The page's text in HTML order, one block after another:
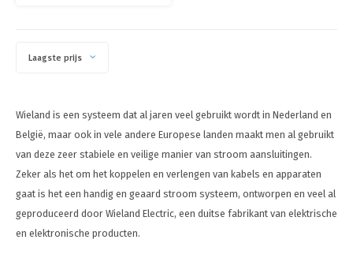
Laagste prijs
Wieland is een systeem dat al jaren veel gebruikt wordt in Nederland en
België, maar ook in vele andere Europese landen maakt men al gebruikt
van deze zeer stabiele en veilige manier van stroom aansluitingen.
Zeker als het om het koppelen en verlengen van kabels en apparaten
gaat is het een handig en geaard stroom systeem, ontworpen en veel al
geproduceerd door Wieland Electric, een duitse fabrikant van elektrische
en elektronische producten.